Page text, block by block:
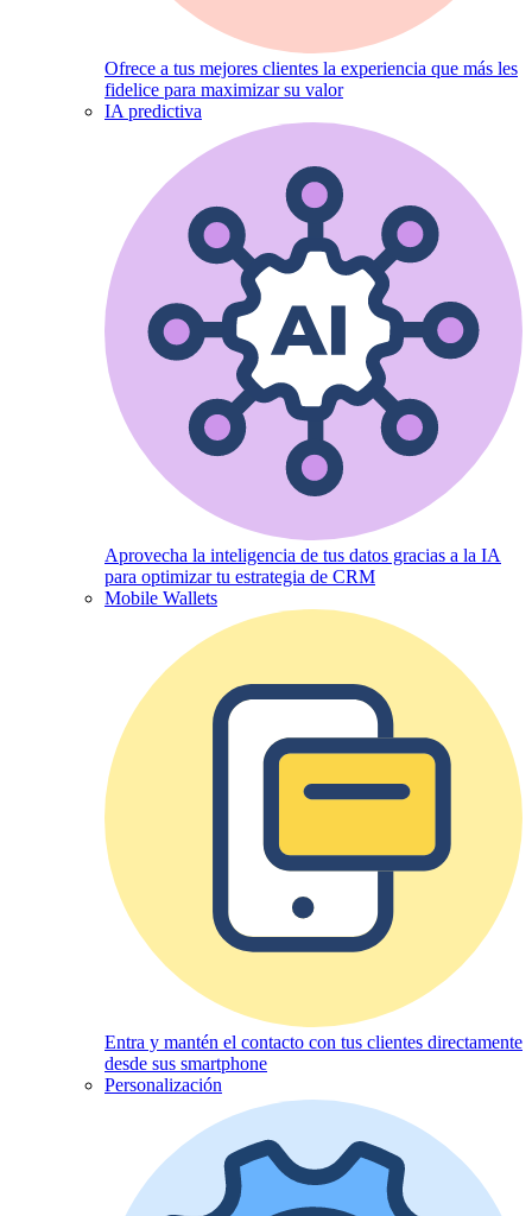
Ofrece a tus mejores clientes la experiencia que más les
fidelice para maximizar su valor
IA predictiva
Aprovecha la inteligencia de tus datos gracias a la IA
para optimizar tu estrategia de CRM
Mobile Wallets
Entra y mantén el contacto con tus clientes directamente
desde sus smartphone
Personalización